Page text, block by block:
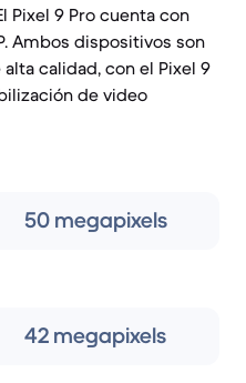
Pixel 9 Pro cuenta con
Ambos dispositivos son
calidad, con el Pixel 9
de video
50 megapixels
42 megapixels